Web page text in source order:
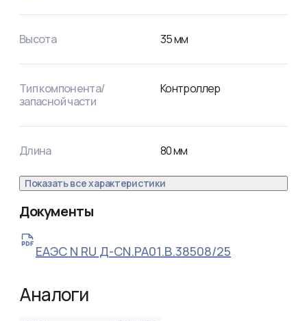
Высота 35мм
Тип компонента/
запасной части
Контроллер
Длина 80мм
Показать все характеристики
Документы
ЕАЭС N RU Д-CN.РА01.В.38508/25
Аналоги